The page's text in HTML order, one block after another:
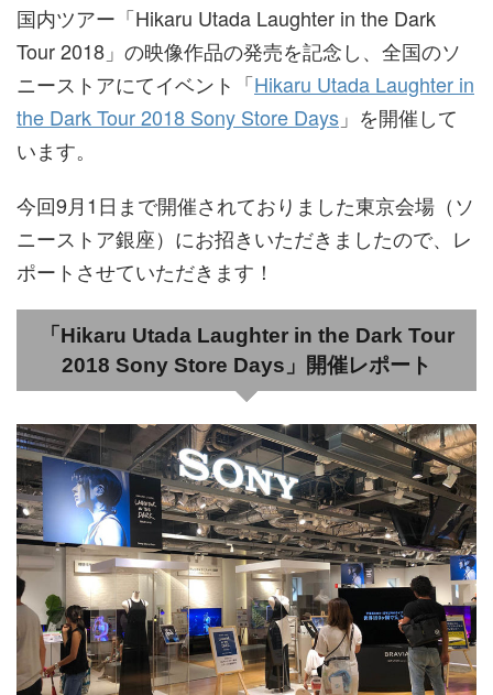
国内ツアー「Hikaru Utada Laughter in the Dark
Tour 2018」の映像作品の発売を記念し、全国のソ
ニーストアにてイベント「Hikaru Utada Laughter in
the Dark Tour 2018 Sony Store Days 」を開催して
います。
今回9月1日まで開催されておりました東京会場（ソ
ニーストア銀座）にお招きいただきましたので、レ
ポートさせていただきます！
「Hikaru Utada Laughter in the Dark Tour
2018 Sony Store Days」開催レポート